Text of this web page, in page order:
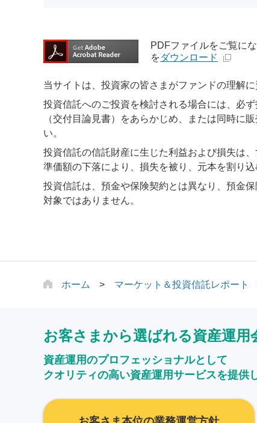
PDFファイルをご覧に
をダウンロード
当サイトは、投資家の皆さまがファンドの理解
投資信託へのご投資を検討される場合には、必
（交付目論見書）をあらかじめ、または同時に
い。
投資信託の信託財産に生じた利益および損失は
準価額の下落により、損失を被り、元本を割り込
投資信託は、預金や保険契約とは異なり、預金
対象ではありません。
ホーム マーケット＆投資信託レポート
お客さまから選ばれる資産運用
資産運用のプロフェッショナルとして
クオリティの高い資産運用サービスを提供